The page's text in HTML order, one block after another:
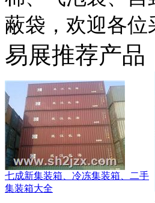
蔽袋，欢迎各
易展推荐产品
七成新集装箱、冷冻集装箱、二手
集装箱大全